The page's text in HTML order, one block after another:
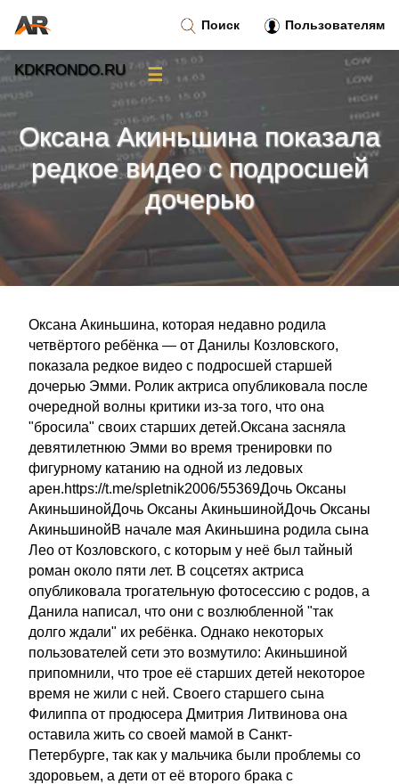
Оксана Акиньшина показала
редкое видео с подросшей
дочерью
Оксана Акиньшина, которая недавно родила
четвёртого ребёнка — от Данилы Козловского,
показала редкое видео с подросшей старшей
дочерью Эмми. Ролик актриса опубликовала после
очередной волны критики из-за того, что она
"бросила" своих старших детей.Оксана засняла
девятилетнюю Эмми во время тренировки по
фигурному катанию на одной из ледовых
арен.https://t.me/spletnik2006/55369Дочь Оксаны
АкиньшинойДочь Оксаны АкиньшинойДочь Оксаны
АкиньшинойВ начале мая Акиньшина родила сына
Лео от Козловского, с которым у неё был тайный
роман около пяти лет. В соцсетях актриса
опубликовала трогательную фотосессию с родов, а
Данила написал, что они с возлюбленной "так
долго ждали" их ребёнка. Однако некоторых
пользователей сети это возмутило: Акиньшиной
припомнили, что трое её старших детей некоторое
время не жили с ней. Своего старшего сына
Филиппа от продюсера Дмитрия Литвинова она
оставила жить со своей мамой в Санкт-
Петербурге, так как у мальчика были проблемы со
здоровьем, а дети от её второго брака с
Поиск Пользователям
KDKRONDO.RU ☰
Тренды новостей»
Правила»